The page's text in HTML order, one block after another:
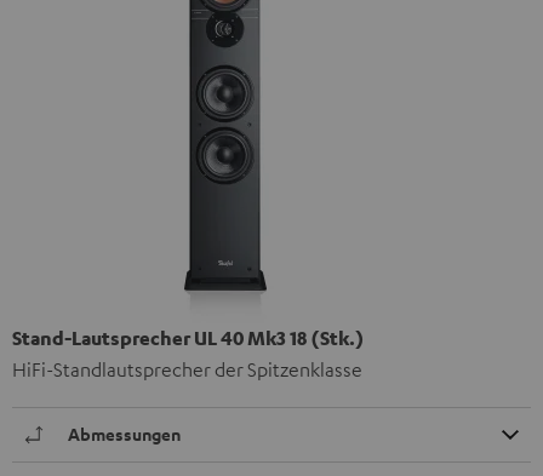
Stand-Lautsprecher UL 40 Mk3 18 (Stk.)
HiFi-Standlautsprecher der Spitzenklasse
Abmessungen